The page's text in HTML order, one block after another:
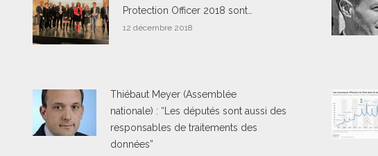
Protection Officer 2018 sont…
12 décembre 2018
Thiébaut Meyer (Assemblée
nationale) : “Les députés sont aussi des
responsables de traitements des
données”